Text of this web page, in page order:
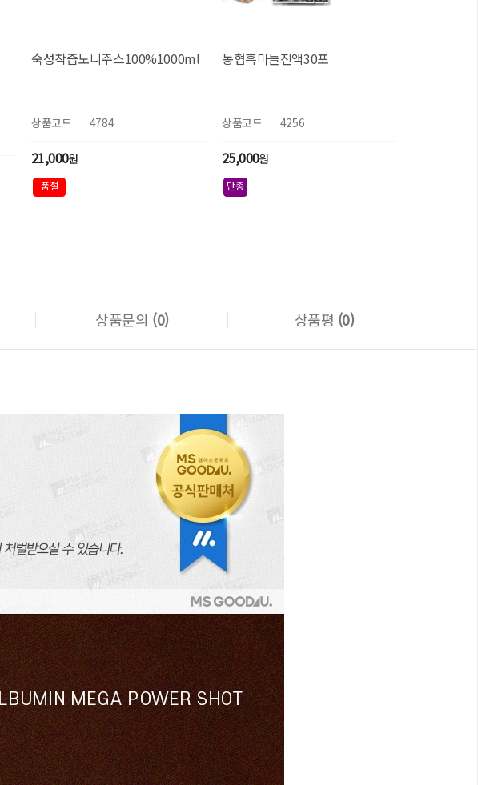
숙성착즙노니주스100%1000ml
상품코드 4784
21,000원
품절
농협흑마늘진액30포
상품코드 4256
25,000원
단종
상품문의 (0) 상품평 (0)